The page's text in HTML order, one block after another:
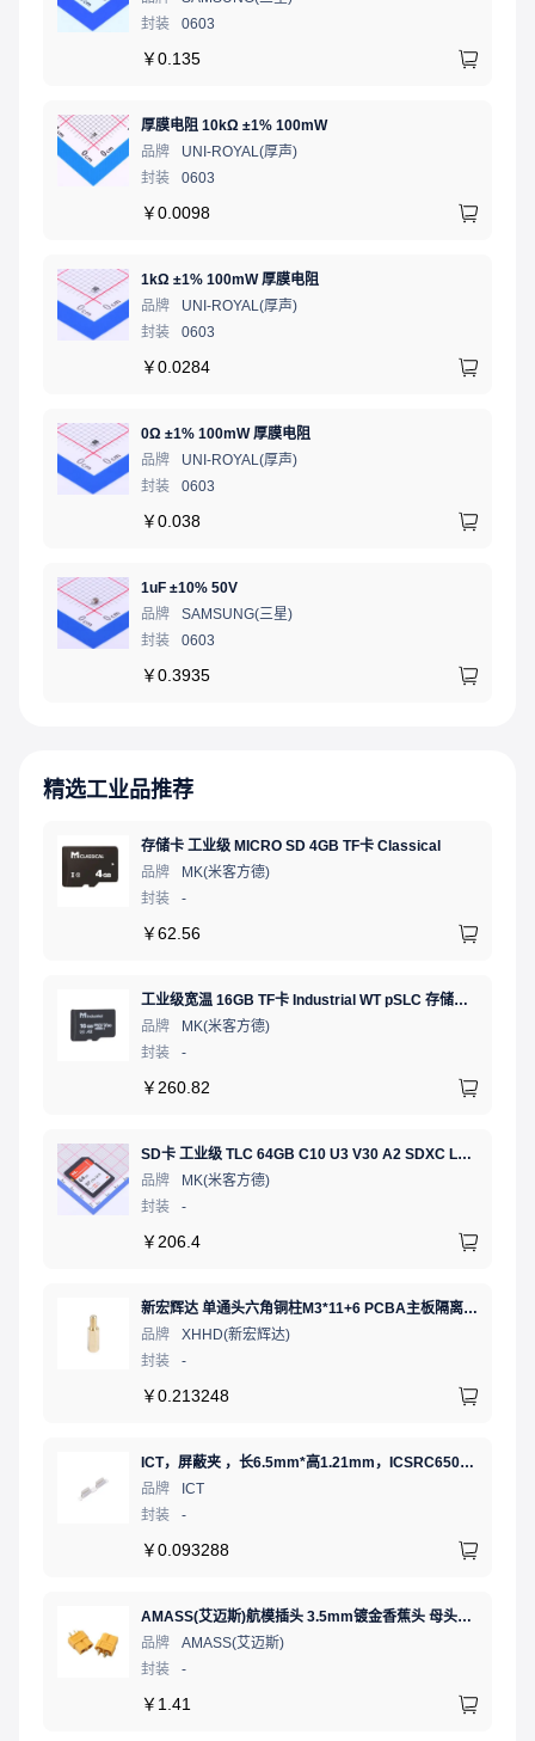
封装
0603
￥0.135
厚膜电阻 10kΩ ±1% 100mW
品牌
UNI-ROYAL(厚声)
封装
0603
￥0.0098
1kΩ ±1% 100mW 厚膜电阻
品牌
UNI-ROYAL(厚声)
封装
0603
￥0.0284
0Ω ±1% 100mW 厚膜电阻
品牌
UNI-ROYAL(厚声)
封装
0603
￥0.038
1uF ±10% 50V
品牌
SAMSUNG(三星)
封装
0603
￥0.3935
精选工业品推荐
存储卡 工业级 MICRO SD 4GB TF卡 Classical
品牌
MK(米客方德)
封装
-
￥62.56
工业级宽温 16GB TF卡 Industrial WT pSLC 存储卡 MICRO SD LDPC纠错 PE 30K 无人机、行车记录仪、安防监控适配
品牌
MK(米客方德)
封装
-
￥ 260.82
SD卡 工业级 TLC 64GB C10 U3 V30 A2 SDXC LDPC纠错 PE 3K 无人机、行车记录仪、安防监控适配
品牌
MK(米客方德)
封装
-
￥ 206.4
新宏辉达 单通头六角铜柱M3*11+6 PCBA主板隔离螺柱
品牌
XHHD(新宏辉达)
封装
-
￥0.213248
ICT，屏蔽夹 ，长6.5mm*高1.21mm，ICSRC6508SFR
品牌
ICT
封装
-
￥0.093288
AMASS(艾迈斯)航模插头 3.5mm镀金香蕉头 母头XT60-F.G.Y
品牌
AMASS(艾迈斯)
封装
-
￥ 1.41